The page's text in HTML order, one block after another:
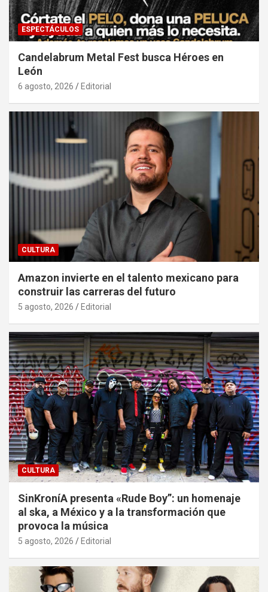
ESPECTÁCULOS
Candelabrum Metal Fest busca Héroes en
León
6 agosto, 2026 Editorial
CULTURA
Amazon invierte en el talento mexicano para
construir las carreras del futuro
5 agosto, 2026 Editorial
CULTURA
SinKroníA presenta «Rude Boy”: un homenaje
al ska, a México y a la transformación que
provoca la música
5 agosto, 2026 Editorial